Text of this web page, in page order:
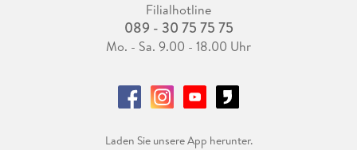
Filialhotline
089 - 30 75 75 75
Mo. - Sa. 9.00 - 18.00 Uhr
Laden Sie unsere App herunter.